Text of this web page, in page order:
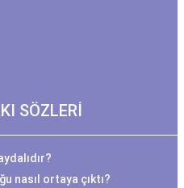
SÖZLERİ
nasıl ortaya çıktı?